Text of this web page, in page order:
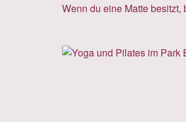
Wenn du eine Matte